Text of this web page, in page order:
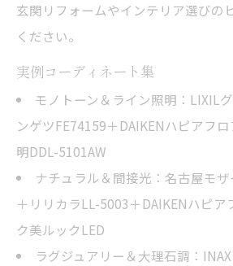
玄関リフォームやインテリア選びの
ください。
実例コーディネート集
モノトーン＆ライン照明：LIXIL
ンゲツFE74159＋DAIKENハピアフ
明DDL-5101AW
ナチュラル＆間接光：名古屋モザ
＋リリカラLL-5003＋DAIKENハピア
ク美ルックLED
ラグジュアリー＆大理石調：